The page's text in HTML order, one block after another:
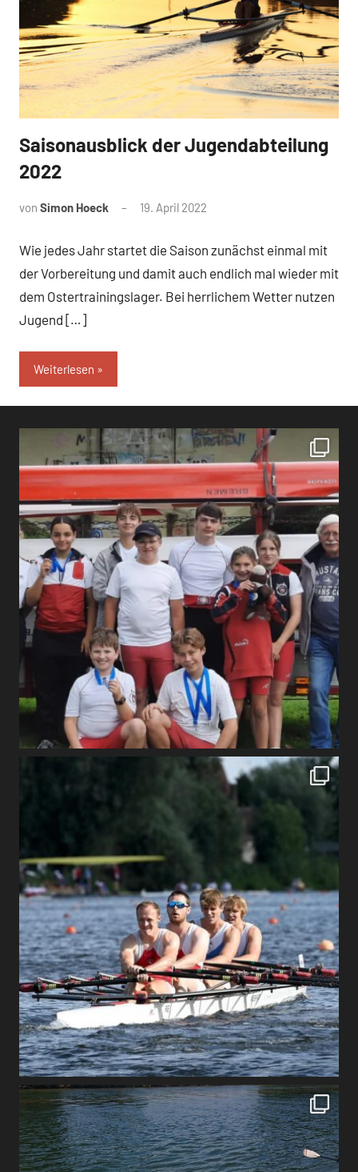
News
Saisonausblick der Jugendabteilung
2022
von Simon Hoeck 19. April 2022
Wie jedes Jahr startet die Saison zunächst einmal mit
der Vorbereitung und damit auch endlich mal wieder mit
dem Ostertrainingslager. Bei herrlichem Wetter nutzen
Jugend […]
Weiterlesen